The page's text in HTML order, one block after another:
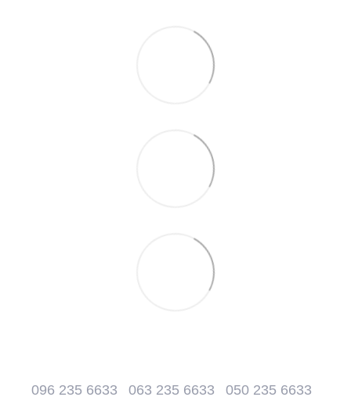
096 235 6633 063 235 6633 050 235 6633